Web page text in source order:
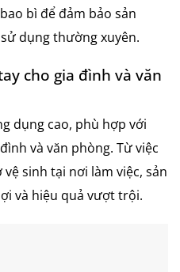
bì để đảm bảo sản
dụng thường xuyên.
cho gia đình và văn
dụng cao, phù hợp với
và văn phòng. Từ việc
sinh tại nơi làm việc, sản
và hiệu quả vượt trội.